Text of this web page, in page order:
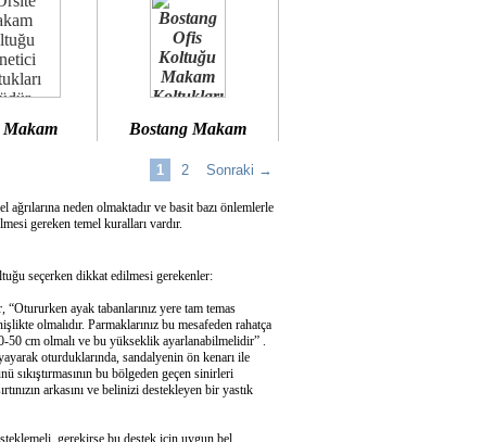
Makam Bostang Makam
1 2 Sonraki →
neden olmaktadır ve basit bazı önlemlerle
gereken temel kuralları vardır.
seçerken dikkat edilmesi gerekenler:
ayak tabanlarınız yere tam temas
olmalıdır. Parmaklarınız bu mesafeden rahatça
cm olmalı ve bu yükseklik ayarlanabilmelidir” .
oturduklarında, sandalyenin ön kenarı ile
sıkıştırmasının bu bölgeden geçen sinirleri
arkasını ve belinizi destekleyen bir yastık
gerekirse bu destek için uygun bel